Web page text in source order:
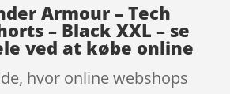
Armour – Tech
– Black XXL – se
ved at købe online
hvor online webshops